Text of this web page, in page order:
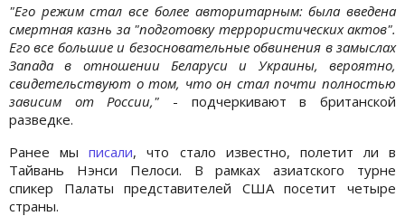
"Его режим стал все более авторитарным: была введена
смертная казнь за "подготовку террористических актов".
Его все большие и безосновательные обвинения в замыслах
Запада в отношении Беларуси и Украины, вероятно,
свидетельствуют о том, что он стал почти полностью
зависим от России," - подчеркивают в британской
разведке.
Ранее мыписали, что стало известно, полетит ли в
Тайвань Нэнси Пелоси. В рамках азиатского турне
спикер Палаты представителей США посетит четыре
страны.